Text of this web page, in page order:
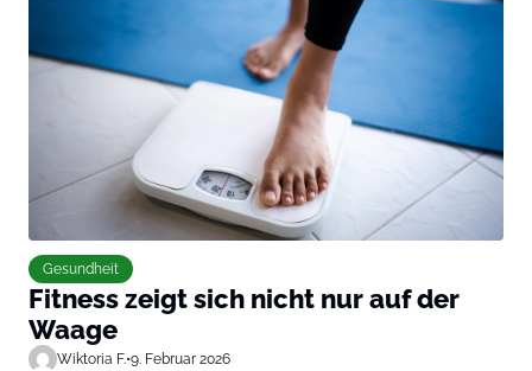
Gesundheit
Fitness zeigt sich nicht nur auf der
Waage
Wiktoria F.•9. Februar 2026